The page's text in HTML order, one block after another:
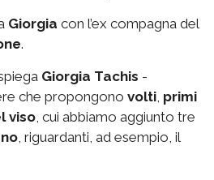
Giorgia con l’ex compagna del
.
Giorgia Tachis -
che propongono volti primi
viso , cui abbiamo aggiunto tre
, riguardanti, ad esempio, il